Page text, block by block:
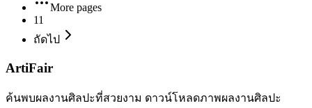
More pages
11
ถัดไป
ArtiFair
ค้นพบผลงานศิลปะที่สวยงาม ดาวน์โหลดภาพผลงานศิลปะ